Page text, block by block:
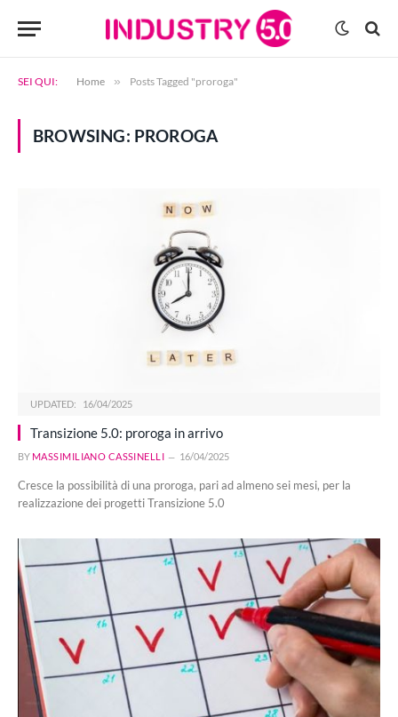
SEI QUI: Home » Posts Tagged "proroga"
BROWSING: PROROGA
UPDATED: 16/04/2025
Transizione 5.0: proroga in arrivo
BY MASSIMILIANO CASSINELLI 16/04/2025
Cresce la possibilità di una proroga, pari ad almeno sei mesi, per la
realizzazione dei progetti Transizione 5.0